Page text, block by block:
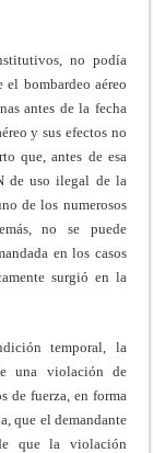
no podía
bombardeo aéreo
antes de la fecha
y sus efectos no
que, antes de esa
de uso ilegal de la
de los numerosos
no se puede
en los casos
surgió en la
temporal, la
una violación de
de fuerza, en forma
que el demandante
que la violación